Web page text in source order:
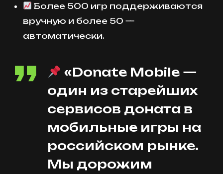
Более 500 игр поддерживаются
вручную и более 50 —
автоматически.
«Donate Mobile —
один из старейших
сервисов доната в
мобильные игры на
российском рынке.
Мы дорожим